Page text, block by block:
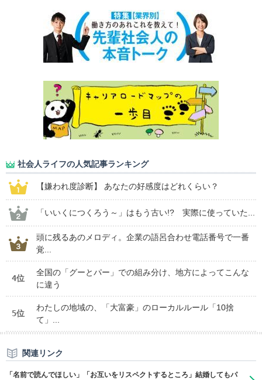
社会人ライフの人気記事ランキング
【嫌われ度診断】 あなたの好感度はどれくらい？
「いいくにつくろう～」はもう古い!? 実際に使っていた...
頭に残るあのメロディ。企業の語呂合わせ電話番号で一番
覚...
4位
全国の「グーとパー」での組み分け、地方によってこんな
に違う
5位
わたしの地域の、「大富豪」のローカルルール「10捨
て」...
関連リンク
「名前で読んでほしい」「お互いをリスペクトするところ」結婚してもパ